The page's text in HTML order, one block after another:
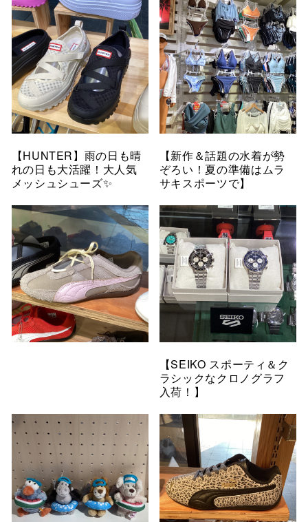
【HUNTER】雨の日も晴
れの日も大活躍！大人気
メッシュシューズ✨
【新作＆話題の水着が勢
ぞろい！夏の準備はムラ
サキスポーツで】
【SEIKO スポーティ＆ク
ラシックなクロノグラフ
入荷！】